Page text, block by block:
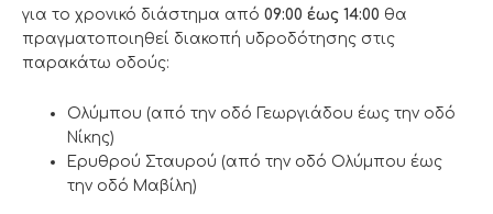
για το χρονικό διάστημα από 09:00 έως 14:00 θα
πραγματοποιηθεί διακοπή υδροδότησης στις
παρακάτω οδούς:
Ολύμπου (από την οδό Γεωργιάδου έως την οδό
Νίκης)
Ερυθρού Σταυρού (από την οδό Ολύμπου έως
την οδό Μαβίλη)